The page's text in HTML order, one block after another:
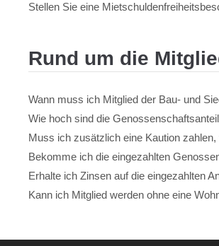
Stellen Sie eine
Rund um die
Wann muss ich Mitglied der Bau- und
Wie hoch sind die
Muss ich zusätzlich eine Kaution
Bekomme ich die eingezahlten
Erhalte ich Zinsen auf die eingezahlten
Kann ich Mitglied werden ohne eine